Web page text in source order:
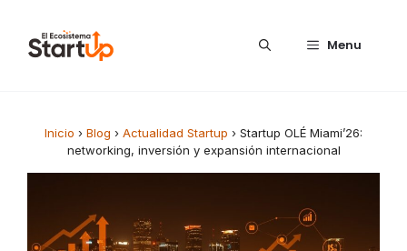
Menu
Inicio › Blog › Actualidad Startup › Startup OLÉ Miami’26:
networking, inversión y expansión internacional